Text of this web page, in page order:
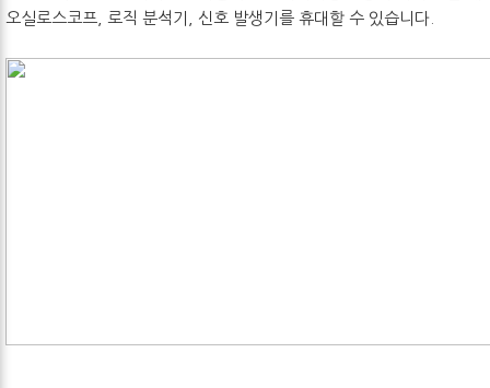
오실로스코프, 로직 분석기, 신호 발생기를 휴대할 수 있습니다.